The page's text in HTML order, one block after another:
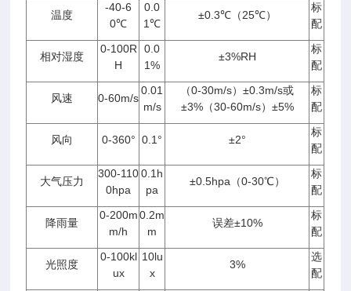
温度
-40-6
0℃
0.0
1℃
±0.3℃（25℃）
标
配
相对湿度
0-100R
H
0.0
1%
±3%RH
标
配
风速 0-60m/s
0.01
m/s
（0-30m/s）±0.3m/s或
±3%（30-60m/s）±5%
标
配
风向 0-360° 0.1° ±2°
标
配
大气压力
300-110
0hpa
0.1h
pa
±0.5hpa（0-30℃）
标
配
降雨量
0-200m
m/h
0.2m
m
误差±10%
标
配
光照度
0-100kl
ux
10lu
x
3%
选
配